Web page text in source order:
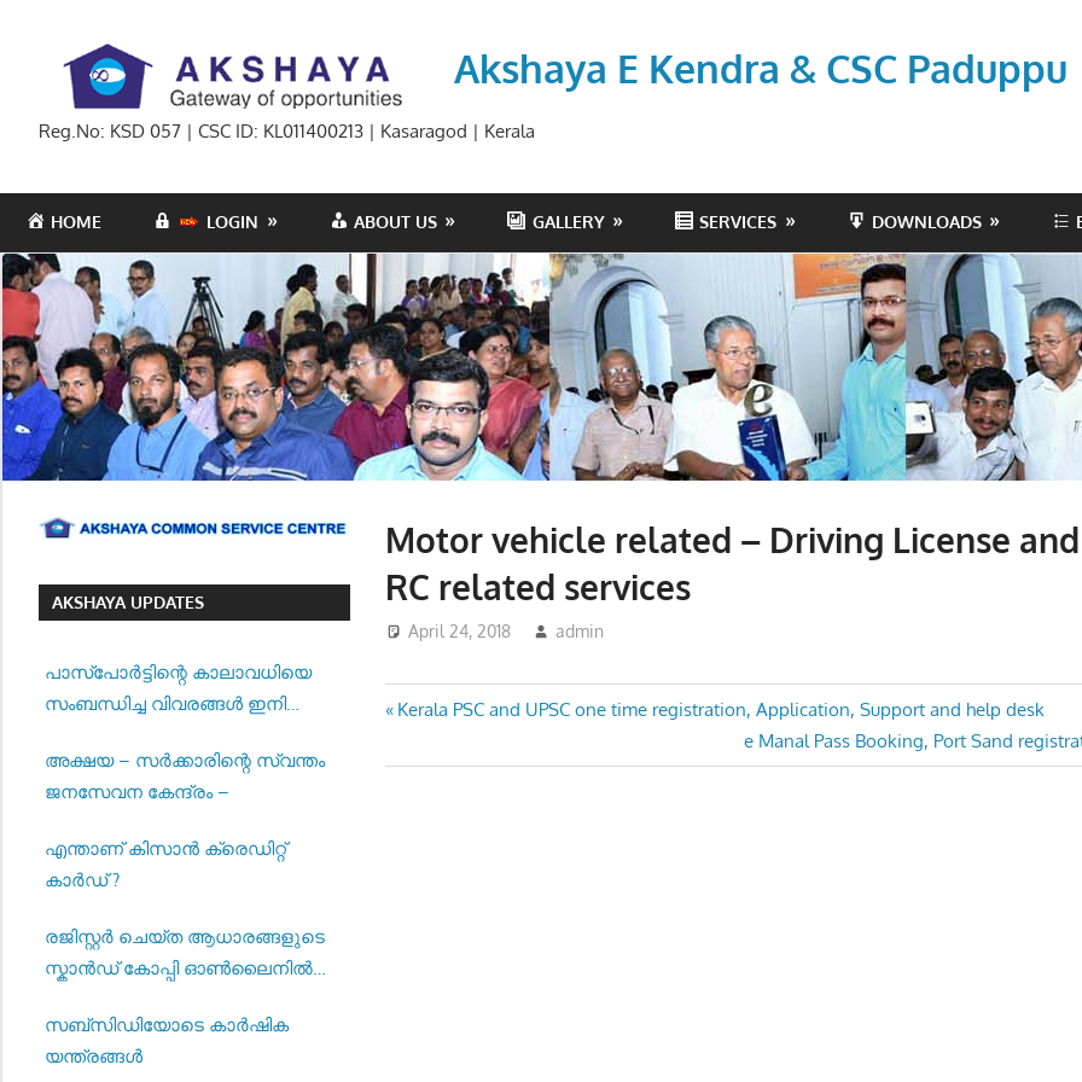
Akshaya E Kendra & CSC Paduppu
Reg.No: KSD 057 | CSC ID: KL011400213 | Kasaragod | Kerala
HOME LOGIN ABOUT US GALLERY SERVICES DOWNLOADS
Motor vehicle related – Driving License
RC related services
April 24, 2018 admin
Post
navigation
Previous
Kerala PSC and UPSC one time registration, Application, Support and help desk
Next
Post:
e Manal Pass Booking, Port Sand
AKSHAYA UPDATES
പാസ്‌പോര്‍ട്ടിന്റെ കാലാവധിയെ
സംബന്ധിച്ച വിവരങ്ങള്‍ ഇനി
അക്ഷയ – സർക്കാരിന്റെ സ്വന്തം
ജനസേവന കേന്ദ്രം –
എന്താണ് കിസാൻ ക്രെഡിറ്റ്
കാർഡ് ?
രജിസ്റ്റര്‍ ചെയ്ത ആധാരങ്ങളുടെ
സ്കാന്‍ഡ് കോപ്പി ഓണ്‍ലൈനില്‍
ഒരുക്കിയിട്ടുണ്ട് –
സബ്സിഡിയോടെ കാർഷിക
യന്ത്രങ്ങൾ